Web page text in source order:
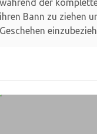
während der
ihren Bann zu ziehen
Geschehen